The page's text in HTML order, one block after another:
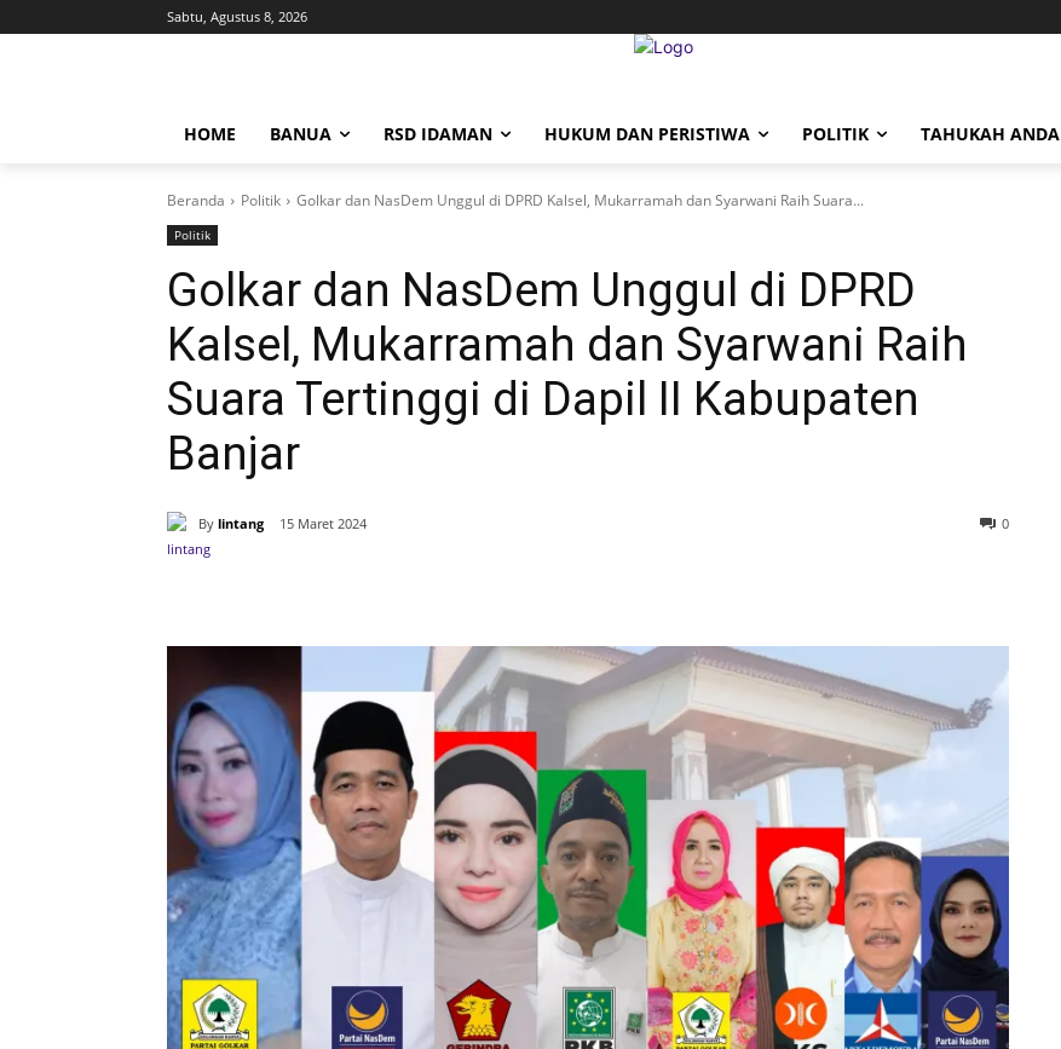
Sabtu, Agustus 8, 2026
HOME BANUA RSD IDAMAN HUKUM DAN PERISTIWA POLITIK TAHUKAH ANDA
Beranda Politik Golkar dan NasDem Unggul di DPRD Kalsel, Mukarramah dan Syarwani Raih Suara...
Politik
Golkar dan NasDem Unggul di DPRD
Kalsel, Mukarramah dan Syarwani Raih
Suara Tertinggi di Dapil II Kabupaten
Banjar
By lintang 15 Maret 2024 0